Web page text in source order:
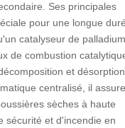
Ses principales
pour une longue
catalyseur de
de combustion
et désorption
centralisé, il
sèches à haute
sécurité et d'incendie en